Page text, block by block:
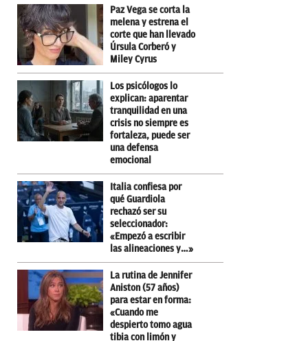
Paz Vega se corta la
melena y estrena el
corte que han llevado
Úrsula Corberó y
Miley Cyrus
Los psicólogos lo
explican: aparentar
tranquilidad en una
crisis no siempre es
fortaleza, puede ser
una defensa
emocional
Italia confiesa por
qué Guardiola
rechazó ser su
seleccionador:
«Empezó a escribir
las alineaciones y…»
La rutina de Jennifer
Aniston (57 años)
para estar en forma:
«Cuando me
despierto tomo agua
tibia con limón y